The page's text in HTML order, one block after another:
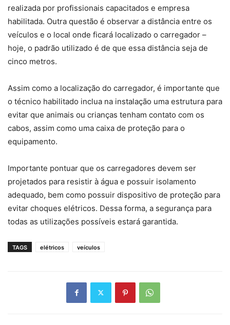
realizada por profissionais capacitados e empresa
habilitada. Outra questão é observar a distância entre os
veículos e o local onde ficará localizado o carregador –
hoje, o padrão utilizado é de que essa distância seja de
cinco metros.
Assim como a localização do carregador, é importante que
o técnico habilitado inclua na instalação uma estrutura para
evitar que animais ou crianças tenham contato com os
cabos, assim como uma caixa de proteção para o
equipamento.
Importante pontuar que os carregadores devem ser
projetados para resistir à água e possuir isolamento
adequado, bem como possuir dispositivo de proteção para
evitar choques elétricos. Dessa forma, a segurança para
todas as utilizações possíveis estará garantida.
TAGS elétricos veículos